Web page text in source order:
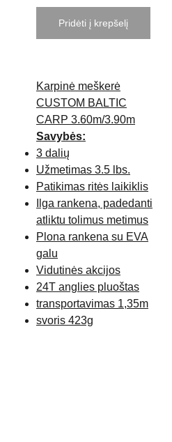
Pridėti į krepšelį
Karpinė meškerė
CUSTOM BALTIC
CARP 3.60m/3.90m
Savybės:
3 dalių
Užmetimas 3.5 lbs.
Patikimas ritės laikiklis
Ilga rankena, padedanti
atliktu tolimus metimus
Plona rankena su EVA
galu
Vidutinės akcijos
24T anglies pluoštas
transportavimas 1,35m
svoris 423g